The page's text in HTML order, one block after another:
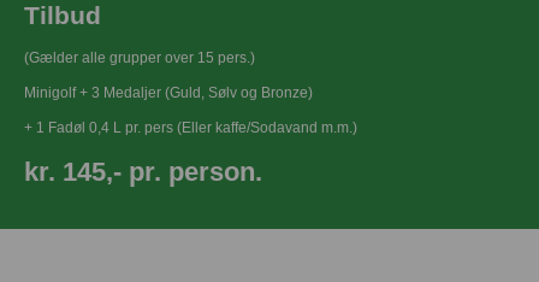
Tilbud
(Gælder alle grupper over 15 pers.)
Minigolf + 3 Medaljer (Guld, Sølv og Bronze)
+ 1 Fadøl 0,4 L pr. pers (Eller kaffe/Sodavand m.m.)
kr. 145,- pr. person.